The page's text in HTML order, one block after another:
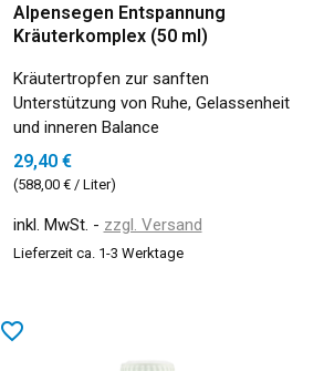
Alpensegen Entspannung
Kräuterkomplex (50 ml)
Kräutertropfen zur sanften
Unterstützung von Ruhe, Gelassenheit
und inneren Balance
29,40 €
(588,00 € / Liter)
inkl. MwSt. zzgl. Versand
Lieferzeit ca. 1-3 Werktage
favorite_border